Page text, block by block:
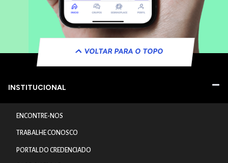
VOLTAR PARA O TOPO
INSTITUCIONAL
ENCONTRE-NOS
TRABALHE CONOSCO
PORTAL DO CREDENCIADO